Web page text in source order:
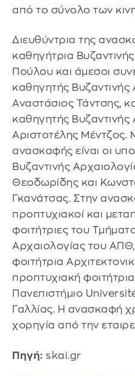
από το σύνολο των
Διευθύντρια της
καθηγήτρια
Πούλου και άμεσοι
καθηγητής Βυζαντινής
Αναστάσιος Τάντσης,
καθηγητής Βυζαντινής
Αριστοτέλης Μέντζος.
ανασκαφής είναι οι
Βυζαντινής
Θεοδωρίδης και
Γκανάτσας. Στην
προπτυχιακοί και
φοιτήτριες του
Αρχαιολογίας του
φοιτήτρια
προπτυχιακή
Πανεπιστήμιο
Γαλλίας. Η ανασκαφή
χορηγία από την
Πηγή: skai.gr